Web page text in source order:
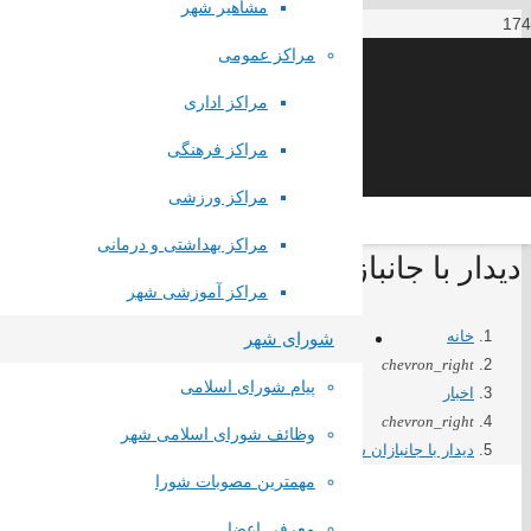
مشاهیر شهر
مراکز عمومی
مراکز اداری
مراکز فرهنگی
مراکز ورزشی
مراکز بهداشتی و درمانی
مراکز آموزشی شهر
شورای شهر
پیام شورای اسلامی
وظائف شورای اسلامی شهر
مهمترین مصوبات شورا
دیدار با جانبازان سرافراز صباشهر
خانه
chevron_right
اخبار
chevron_right
دیدار با جانبازان سرافراز صباشهر همزمان با ولادت حضرت ابوالفضل